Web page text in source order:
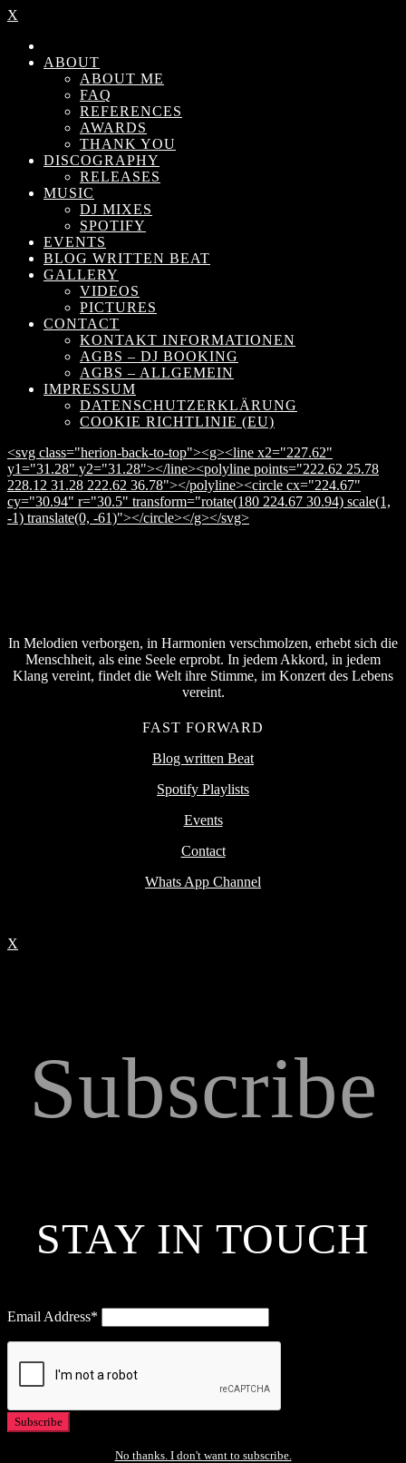
X
ABOUT
ABOUT ME
FAQ
REFERENCES
AWARDS
THANK YOU
DISCOGRAPHY
RELEASES
MUSIC
DJ MIXES
SPOTIFY
EVENTS
BLOG WRITTEN BEAT
GALLERY
VIDEOS
PICTURES
CONTACT
KONTAKT INFORMATIONEN
AGBS – DJ BOOKING
AGBS – ALLGEMEIN
IMPRESSUM
DATENSCHUTZERKLÄRUNG
COOKIE RICHTLINIE (EU)
<svg class="herion-back-to-top"><g><line x2="227.62"
y1="31.28" y2="31.28"></line><polyline points="222.62 25.78
228.12 31.28 222.62 36.78"></polyline><circle cx="224.67"
cy="30.94" r="30.5" transform="rotate(180 224.67 30.94) scale(1,
-1) translate(0, -61)"></circle></g></svg>
In Melodien verborgen, in Harmonien verschmolzen, erhebt sich die
Menschheit, als eine Seele erprobt. In jedem Akkord, in jedem
Klang vereint, findet die Welt ihre Stimme, im Konzert des Lebens
vereint.
FAST FORWARD
Blog written Beat
Spotify Playlists
Events
Contact
Whats App Channel
X
Subscribe
STAY IN TOUCH
Email Address*
No thanks. I don't want to subscribe.